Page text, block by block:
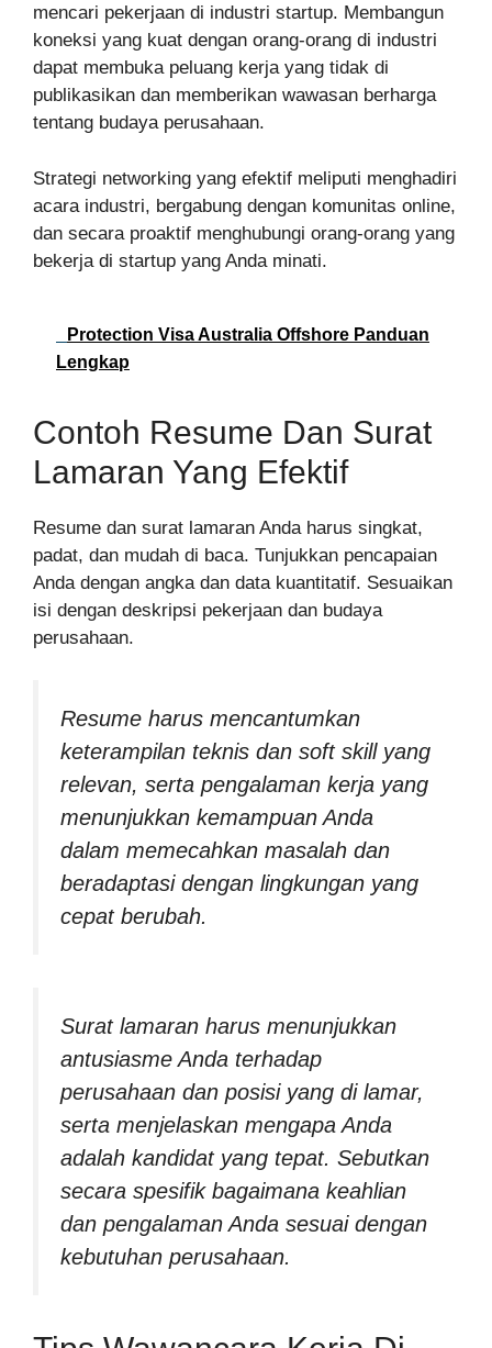
mencari pekerjaan di industri startup. Membangun
koneksi yang kuat dengan orang-orang di industri
dapat membuka peluang kerja yang tidak di
publikasikan dan memberikan wawasan berharga
tentang budaya perusahaan.
Strategi networking yang efektif meliputi menghadiri
acara industri, bergabung dengan komunitas online,
dan secara proaktif menghubungi orang-orang yang
bekerja di startup yang Anda minati.
Protection Visa Australia Offshore Panduan
Lengkap
Contoh Resume Dan Surat
Lamaran Yang Efektif
Resume dan surat lamaran Anda harus singkat,
padat, dan mudah di baca. Tunjukkan pencapaian
Anda dengan angka dan data kuantitatif. Sesuaikan
isi dengan deskripsi pekerjaan dan budaya
perusahaan.
Resume harus mencantumkan
keterampilan teknis dan soft skill yang
relevan, serta pengalaman kerja yang
menunjukkan kemampuan Anda
dalam memecahkan masalah dan
beradaptasi dengan lingkungan yang
cepat berubah.
Surat lamaran harus menunjukkan
antusiasme Anda terhadap
perusahaan dan posisi yang di lamar,
serta menjelaskan mengapa Anda
adalah kandidat yang tepat. Sebutkan
secara spesifik bagaimana keahlian
dan pengalaman Anda sesuai dengan
kebutuhan perusahaan.